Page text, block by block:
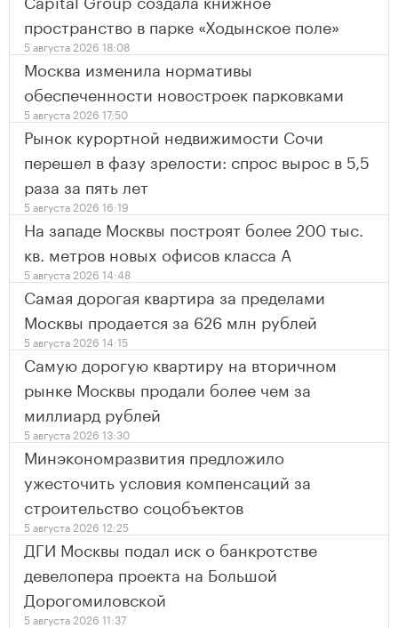
пространство в парке «Ходынское поле»
5 августа 2026 18:08
Москва изменила нормативы
обеспеченности новостроек парковками
5 августа 2026 17:50
Рынок курортной недвижимости Сочи
перешел в фазу зрелости: спрос вырос в 5,5
раза за пять лет
5 августа 2026 16:19
На западе Москвы построят более 200 тыс.
кв. метров новых офисов класса А
5 августа 2026 14:48
Самая дорогая квартира за пределами
Москвы продается за 626 млн рублей
5 августа 2026 14:15
Самую дорогую квартиру на вторичном
рынке Москвы продали более чем за
миллиард рублей
5 августа 2026 13:30
Минэкономразвития предложило
ужесточить условия компенсаций за
строительство соцобъектов
5 августа 2026 12:25
ДГИ Москвы подал иск о банкротстве
девелопера проекта на Большой
Дорогомиловской
5 августа 2026 11:37